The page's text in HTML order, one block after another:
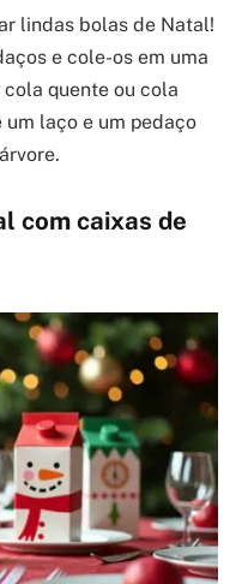
lindas bolas de Natal!
e cole-os em uma
quente ou cola
laço e um pedaço
com caixas de